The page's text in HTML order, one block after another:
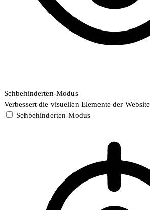
Sehbehinderten-Modus
Verbessert die visuellen Elemente der Website
Sehbehinderten-Modus